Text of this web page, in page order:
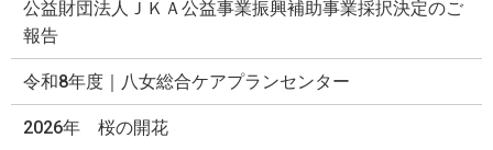
公益財団法人ＪＫＡ公益事業振興補助事業採択決定のご
報告
令和8年度｜八女総合ケアプランセンター
2026年 桜の開花